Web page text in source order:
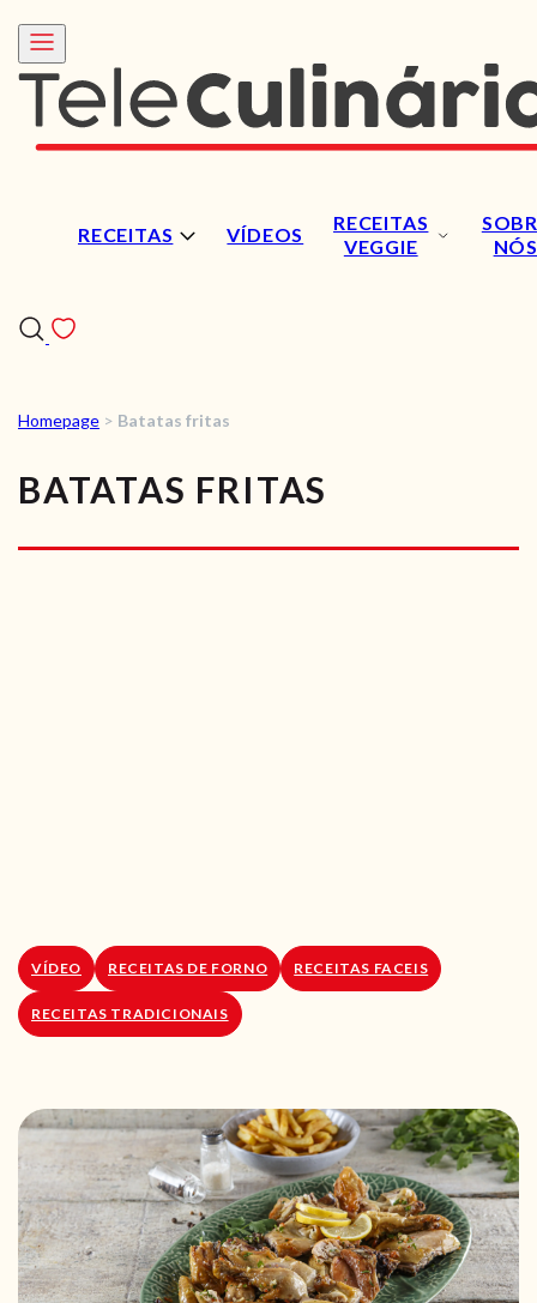
RECEITAS VÍDEOS
RECEITAS
VEGGIE
NÓS
VÍDEOS
RECEITAS VEGGIE
Homepage > Batatas fritas
BATATAS FRITAS
VÍDEO RECEITAS DE FORNO RECEITAS FACEIS
RECEITAS TRADICIONAIS